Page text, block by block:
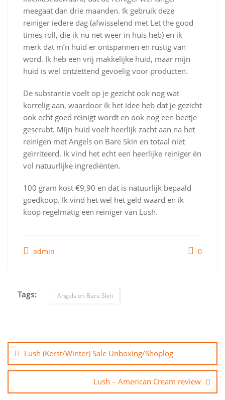
meegaat dan drie maanden. Ik gebruik deze
reiniger iedere dag (afwisselend met Let the good
times roll, die ik nu net weer in huis heb) en ik
merk dat m’n huid er ontspannen en rustig van
word. Ik heb een vrij makkelijke huid, maar mijn
huid is wel ontzettend gevoelig voor producten.
De substantie voelt op je gezicht ook nog wat
korrelig aan, waardoor ik het idee heb dat je gezicht
ook echt goed reinigt wordt en ook nog een beetje
gescrubt. Mijn huid voelt heerlijk zacht aan na het
reinigen met Angels on Bare Skin en totaal niet
geïrriteerd. Ik vind het echt een heerlijke reiniger én
vol natuurlijke ingrediënten.
100 gram kost €9,90 en dat is natuurlijk bepaald
goedkoop. Ik vind het wel het geld waard en ik
koop regelmatig een reiniger van Lush.
admin 0
Tags: Angels on Bare Skin
navigatie
Lush (Kerst/Winter) Sale Unboxing/Shoplog
Lush – American Cream review